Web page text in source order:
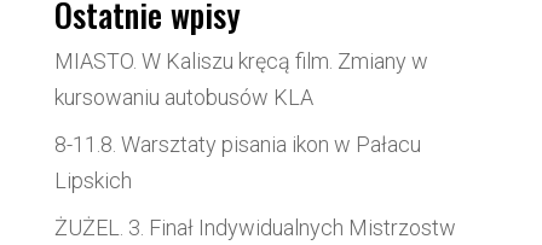
Ostatnie wpisy
MIASTO. W Kaliszu kręcą film. Zmiany w
kursowaniu autobusów KLA
8-11.8. Warsztaty pisania ikon w Pałacu
Lipskich
ŻUŻEL. 3. Finał Indywidualnych Mistrzostw